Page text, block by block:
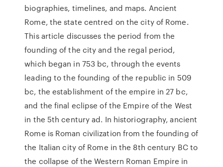
biographies, timelines, and maps. Ancient
Rome, the state centred on the city of Rome.
This article discusses the period from the
founding of the city and the regal period,
which began in 753 bc, through the events
leading to the founding of the republic in 509
bc, the establishment of the empire in 27 bc,
and the final eclipse of the Empire of the West
in the 5th century ad. In historiography, ancient
Rome is Roman civilization from the founding of
the Italian city of Rome in the 8th century BC to
the collapse of the Western Roman Empire in